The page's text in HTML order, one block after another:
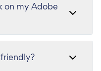
on my Adobe